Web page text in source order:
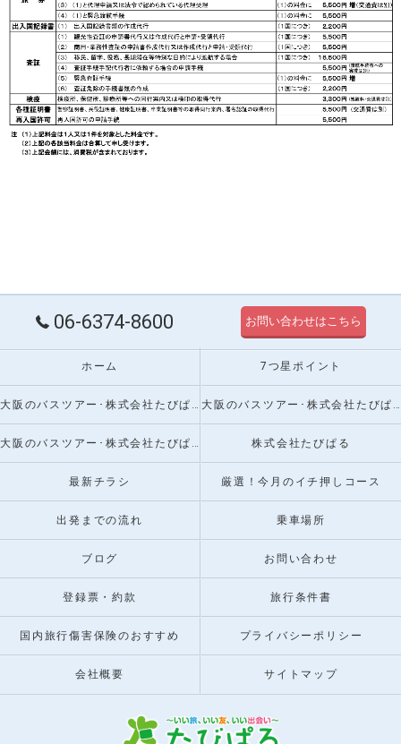
06-6374-8600 お問い合わせはこちら
ホーム 7つ星ポイント
大阪のバスツアー･株式会社たびぱるの口コミ情報 大阪のバスツアー･株式会社たびぱるの評判
大阪のバスツアー･株式会社たびぱるのお客様の声 株式会社たびぱる
最新チラシ 厳選！今月のイチ押しコース
出発までの流れ 乗車場所
ブログ お問い合わせ
登録票・約款 旅行条件書
国内旅行傷害保険のおすすめ プライバシーポリシー
会社概要 サイトマップ